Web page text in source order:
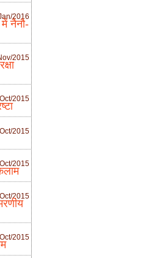
2016
नैनौ-
2015
2015
2015
2015
2015
2015